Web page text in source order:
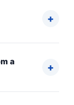
a